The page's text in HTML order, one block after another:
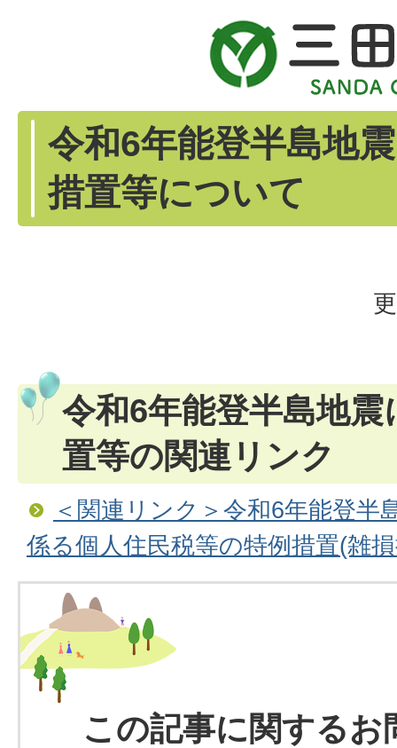
令和6年能登半島地
措置等について
令和6年能登半島地
置等の関連リンク
＜関連リンク＞令和6年能登半
係る個人住民税等の特例措置(雑
この記事に関するお